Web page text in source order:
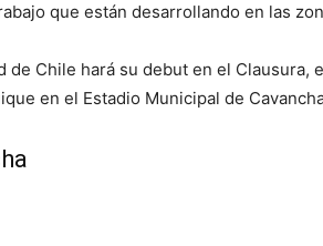
que están desarrollando en las
de Chile hará su debut en el Clausura,
en el Estadio Municipal de